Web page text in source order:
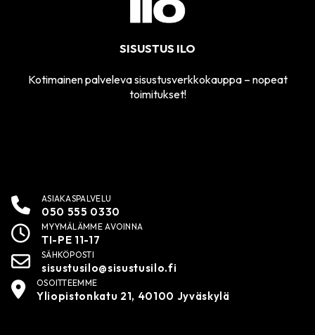
SISUSTUS ILO
Kotimainen palveleva sisustusverkkokauppa – nopeat
toimitukset!
ASIAKASPALVELU
050 555 0330
MYYMÄLÄMME AVOINNA
TI-PE 11-17
SÄHKÖPOSTI
sisustusilo@sisustusilo.fi
OSOITTEEMME
Yliopistonkatu 21, 40100 Jyväskylä